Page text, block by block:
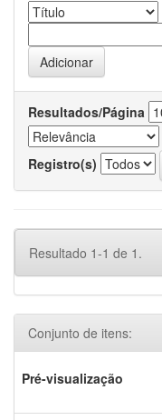
Resultados/Página
Registro(s)
Resultado 1-1 de 1.
Conjunto de itens:
Pré-visualização